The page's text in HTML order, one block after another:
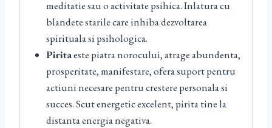
meditatie sau o activitate psihica. Inlatura cu
blandete starile care inhiba dezvoltarea
spirituala si psihologica.
Piritaeste piatra norocului, atrage abundenta,
prosperitate, manifestare, ofera suport pentru
actiuni necesare pentru crestere personala si
succes. Scut energetic excelent, pirita tine la
distanta energia negativa.